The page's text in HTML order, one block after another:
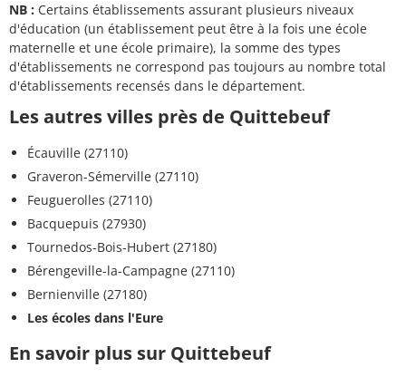
NB : Certains établissements assurant plusieurs niveaux
d'éducation (un établissement peut être à la fois une école
maternelle et une école primaire), la somme des types
d'établissements ne correspond pas toujours au nombre total
d'établissements recensés dans le département.
Les autres villes près de Quittebeuf
Écauville (27110)
Graveron-Sémerville (27110)
Feuguerolles (27110)
Bacquepuis (27930)
Tournedos-Bois-Hubert (27180)
Bérengeville-la-Campagne (27110)
Bernienville (27180)
Les écoles dans l'Eure
En savoir plus sur Quittebeuf